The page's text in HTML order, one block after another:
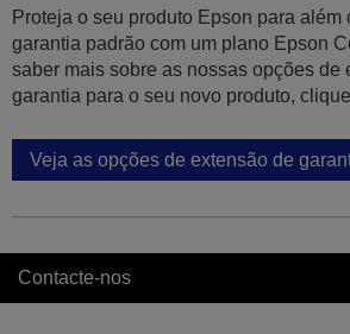
Proteja o seu produto Epson para além
garantia padrão com um plano Epson
saber mais sobre as nossas opções de
garantia para o seu novo produto,
Veja as opções de extensão de
Contacte-nos